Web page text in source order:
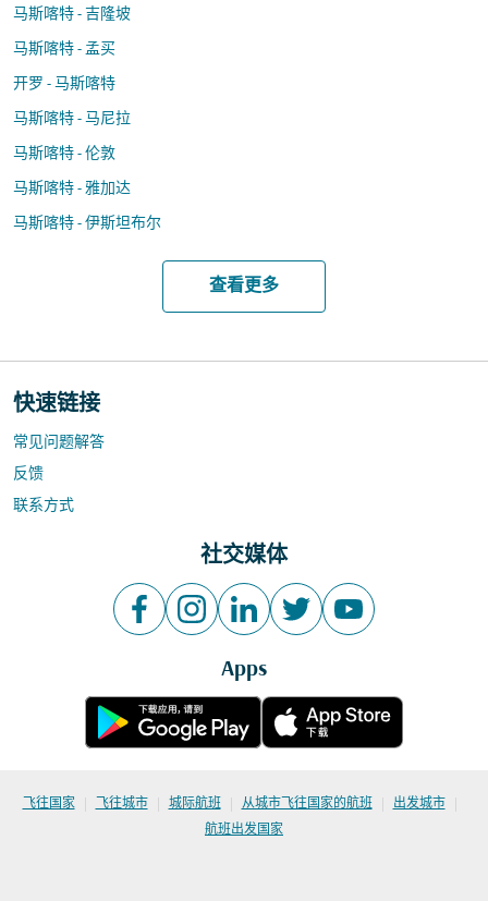
马斯喀特 - 吉隆坡
马斯喀特 - 孟买
开罗 - 马斯喀特
马斯喀特 - 马尼拉
马斯喀特 - 伦敦
马斯喀特 - 雅加达
马斯喀特 - 伊斯坦布尔
查看更多
快速链接
常见问题解答
反馈
联系方式
社交媒体
Apps
飞往国家 | 飞往城市 | 城际航班 | 从城市飞往国家的航班 | 出发城市 |
航班出发国家